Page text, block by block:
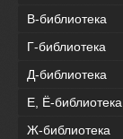
В-библиотека
Г-библиотека
Д-библиотека
Е, Ё-библиотека
Ж-библиотека